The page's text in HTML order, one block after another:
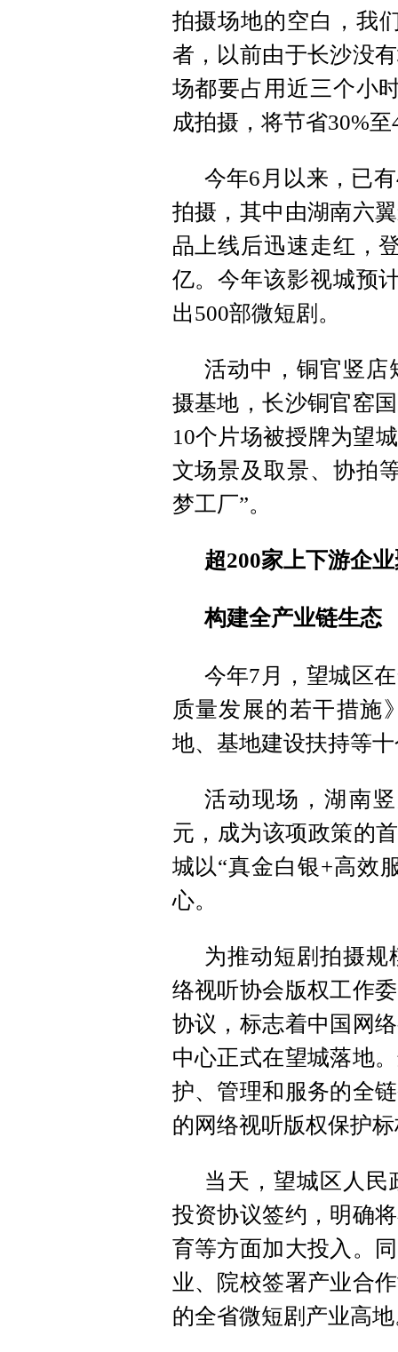
拍摄场地的空白，我
者，以前由于长沙没
场都要占用近三个小
成拍摄，将节省30%
今年6月以来，已
拍摄，其中由湖南六
品上线后迅速走红，
亿。今年该影视城预
出500部微短剧。
活动中，铜官竖店
摄基地，长沙铜官窑
10个片场被授牌为望
文场景及取景、协拍
梦工厂”。
超200家上下游企
构建全产业链生态
今年7月，望城区
质量发展的若干措施
地、基地建设扶持等
活动现场，湖南
元，成为该项政策的
城以“真金白银+高效
心。
为推动短剧拍摄
络视听协会版权工作
协议，标志着中国网
中心正式在望城落地
护、管理和服务的全
的网络视听版权保护
当天，望城区人
投资协议签约，明确
育等方面加大投入。
业、院校签署产业合
的全省微短剧产业高